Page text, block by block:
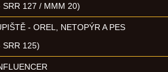
127 / MMM 20)
- OREL, NETOPÝR A PES
SRR 125)